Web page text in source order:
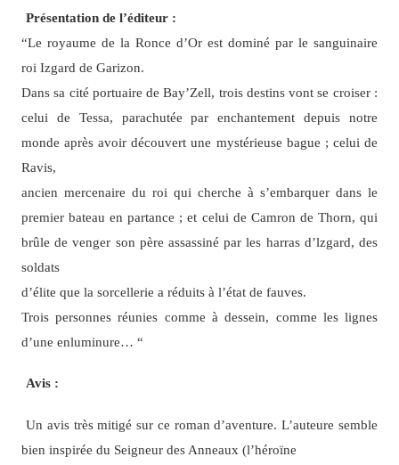
Présentation de l’éditeur :
“Le royaume de la Ronce d’Or est dominé par le sanguinaire
roi Izgard de Garizon.
Dans sa cité portuaire de Bay’Zell, trois destins vont se croiser :
celui de Tessa, parachutée par enchantement depuis notre
monde après avoir découvert une mystérieuse bague ; celui de
Ravis,
ancien mercenaire du roi qui cherche à s’embarquer dans le
premier bateau en partance ; et celui de Camron de Thorn, qui
brûle de venger son père assassiné par les harras d’lzgard, des
soldats
d’élite que la sorcellerie a réduits à l’état de fauves.
Trois personnes réunies comme à dessein, comme les lignes
d’une enluminure… “
Avis :
Un avis très mitigé sur ce roman d’aventure. L’auteure semble
bien inspirée du Seigneur des Anneaux (l’héroïne